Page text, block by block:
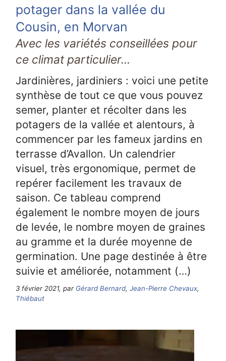
potager dans la vallée du
Cousin, en Morvan
Avec les variétés conseillées pour
ce climat particulier...
Jardinières, jardiniers : voici une petite
synthèse de tout ce que vous pouvez
semer, planter et récolter dans les
potagers de la vallée et alentours, à
commencer par les fameux jardins en
terrasse d’Avallon. Un calendrier
visuel, très ergonomique, permet de
repérer facilement les travaux de
saison. Ce tableau comprend
également le nombre moyen de jours
de levée, le nombre moyen de graines
au gramme et la durée moyenne de
germination. Une page destinée à être
suivie et améliorée, notamment (…)
3 février 2021, par Gérard Bernard,Jean-Pierre Chevaux,
Thiébaut